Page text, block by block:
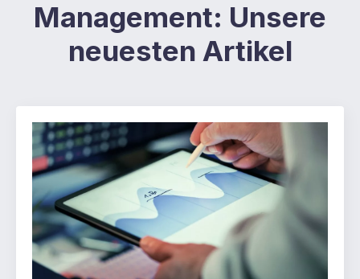
Management: Unsere
neuesten Artikel